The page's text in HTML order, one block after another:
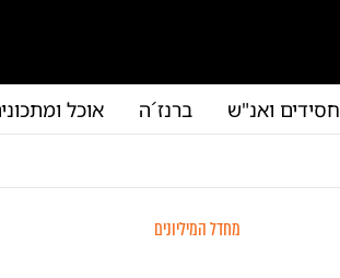
חסידים ואנ"ש ברנז´ה אוכל
מחדל המיליונים